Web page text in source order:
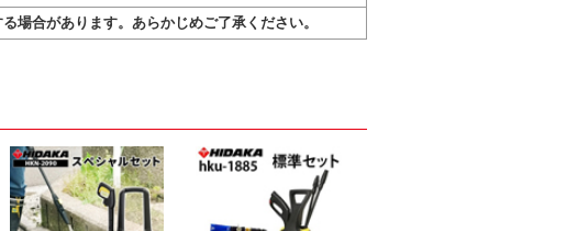
場合があります。あらかじめご了承ください。